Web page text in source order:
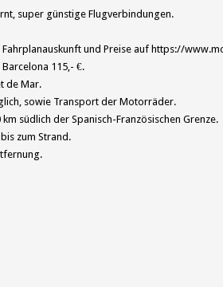
super günstige Flugverbindungen.
und Preise auf https://
115,- €.
de Mar.
sowie Transport der Motorräder.
südlich der Spanisch-Französischen Grenze.
zum Strand.